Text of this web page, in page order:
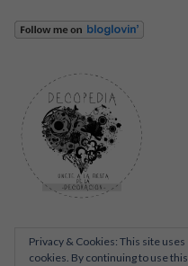
Privacy & Cookies: This site uses
cookies. By continuing to use this